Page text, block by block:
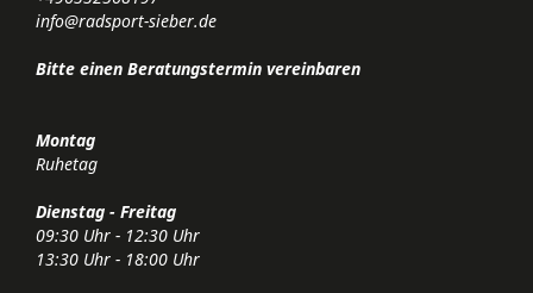
info@radsport-sieber.de
Bitte einen Beratungstermin vereinbaren
Montag
Ruhetag
Dienstag - Freitag
09:30 Uhr - 12:30 Uhr
13:30 Uhr - 18:00 Uhr